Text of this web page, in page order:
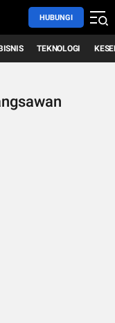
HUBUNGI
TEKNOLOGI